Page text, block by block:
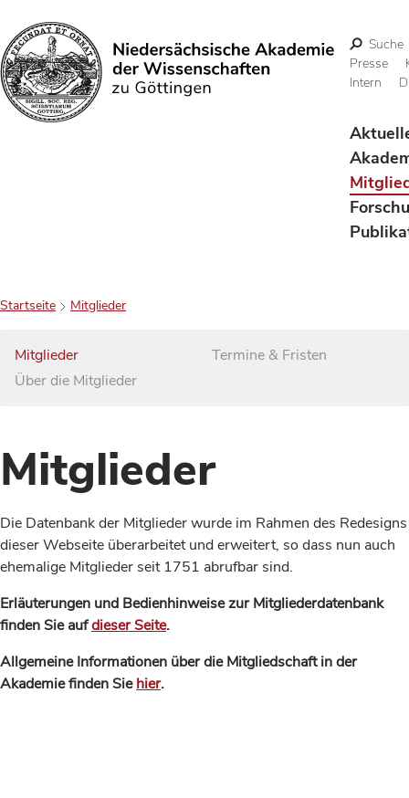
Suchen
Suche
Presse
Intern
Startseite Mitglieder
Mitglieder
Über die Mitglieder
Termine & Fristen
Mitglieder
Die Datenbank der Mitglieder wurde im Rahmen des Redesigns
dieser Webseite überarbeitet und erweitert, so dass nun auch
ehemalige Mitglieder seit 1751 abrufbar sind.
Erläuterungen und Bedienhinweise zur Mitgliederdatenbank
finden Sie aufdieser Seite.
Allgemeine Informationen über die Mitgliedschaft in der
Akademie finden Siehier.